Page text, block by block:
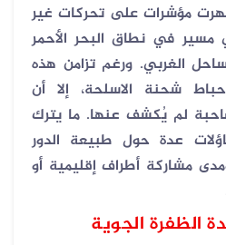
مؤشرات على تحركات غير
مسير في نطاق البحر الأحمر
الغربي. ورغم تزامن هذه
شحنة الاسلحة، إلا أن
لم يُكشف عنها. ما يترك
عدة حول طبيعة الدور
مشاركة أطراف إقليمية أو
الظفرة الجوية